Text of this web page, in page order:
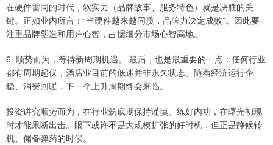
在硬件雷同的时代，软实力（品牌故事、服务特色）就是决胜的关
键。正如业内所言：“当硬件越来越同质，品牌力决定成败”。因此要
注重品牌塑造和用户心智，占据细分市场心智高地。
6. 顺势而为，等待新周期机遇。 最后，也是最重要的一点：任何行业
都有周期起伏，酒店业目前的低迷并非永久状态。随着经济运行企
稳、消费回暖，下一个上升周期终会来临。
投资讲究顺势而为，在行业筑底期保持谨慎、练好内功，在曙光初现
时才能果断出击。眼下或许不是大规模扩张的好时机，但正是静候转
机、储备弹药的时候。